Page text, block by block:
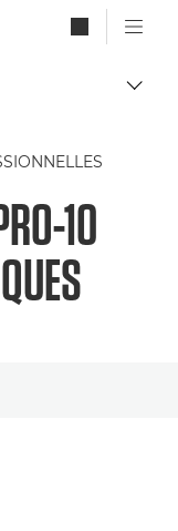
Logo, back to
10